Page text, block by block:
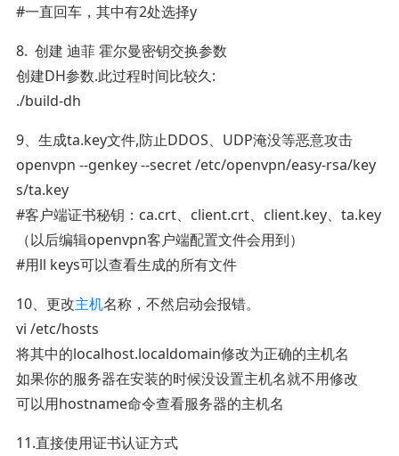
#一直回车，其中有2处选择y
8. 创建 迪菲 霍尔曼密钥交换参数
创建DH参数.此过程时间比较久:
./build-dh
9、生成ta.key文件,防止DDOS、UDP淹没等恶意攻击
openvpn --genkey --secret /etc/openvpn/easy-rsa/key
s/ta.key
#客户端证书秘钥：ca.crt、client.crt、client.key、ta.key
（以后编辑openvpn客户端配置文件会用到）
#用ll keys可以查看生成的所有文件
10、更改主机名称，不然启动会报错。
vi /etc/hosts
将其中的localhost.localdomain修改为正确的主机名
如果你的服务器在安装的时候没设置主机名就不用修改
可以用hostname命令查看服务器的主机名
11.直接使用证书认证方式